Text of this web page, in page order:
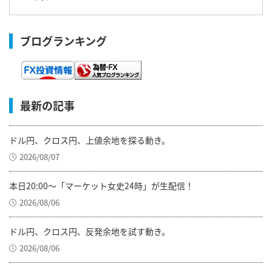
ブログランキング
最新の記事
ドル円、クロス円、上値余地を探る動き。
2026/08/07
本日20:00～「マーケット女史24時」が生配信！
2026/08/06
ドル円、クロス円、反発余地を試す動き。
2026/08/06